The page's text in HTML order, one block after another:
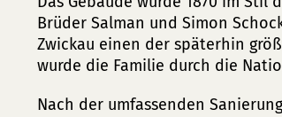
Brüder Salman und Simon
Zwickau einen der späterhin
wurde die Familie durch die
Nach der umfassenden